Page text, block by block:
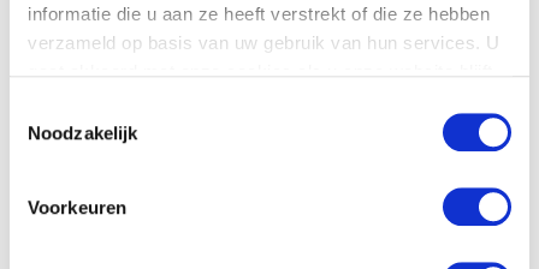
informatie die u aan ze heeft verstrekt of die ze hebben
verzameld op basis van uw gebruik van hun services. U
Noodzakelijk
Voorkeuren